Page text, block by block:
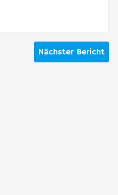
Nächster Bericht